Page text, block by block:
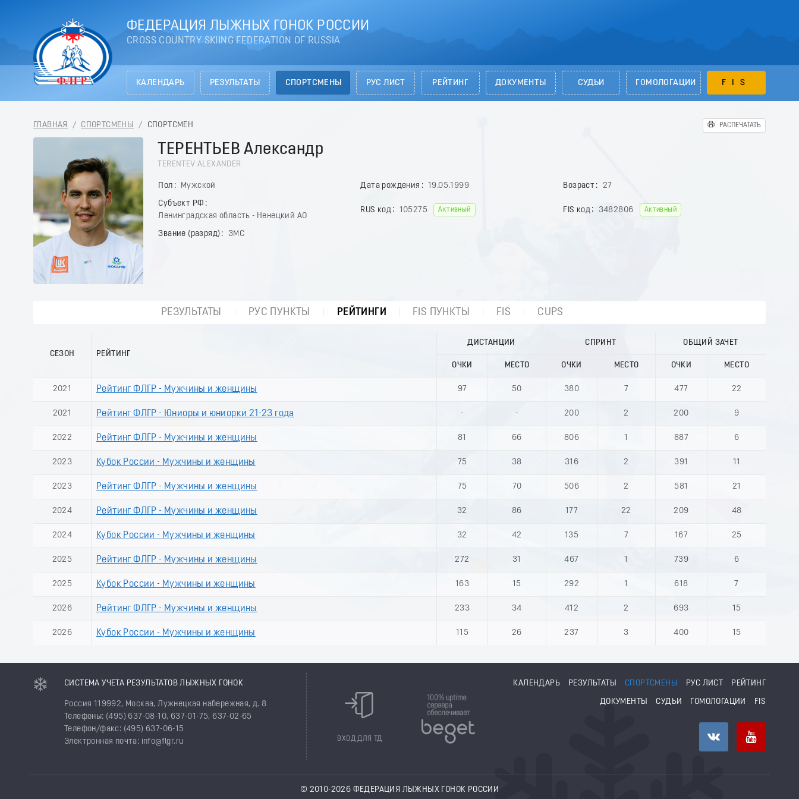
ФЕДЕРАЦИЯ ЛЫЖНЫХ ГОНОК РОССИИ
CROSS COUNTRY SKIING FEDERATION OF RUSSIA
КАЛЕНДАРЬ РЕЗУЛЬТАТЫ СПОРТСМЕНЫ РУС ЛИСТ РЕЙТИНГ ДОКУМЕНТЫ СУДЬИ ГОМОЛОГАЦИИ FIS
ГЛАВНАЯ / СПОРТСМЕНЫ / СПОРТСМЕН РАСПЕЧАТАТЬ
ТЕРЕНТЬЕВ Александр
TERENTEV ALEXANDER
Пол Мужской Дата рождения 19.05.1999 Возраст
27
Субъект РФ
Ленинградская область - Ненецкий АО
RUS код 105275 Активный FIS код 3482806 Активный
Звание (разряд) ЗМС
РЕЗУЛЬТАТЫ РУС ПУНКТЫ РЕЙТИНГИ FIS ПУНКТЫ FIS CUPS
СЕЗОН РЕЙТИНГ
ДИСТАНЦИИ СПРИНТ ОБЩИЙ ЗАЧЕТ
ОЧКИ МЕСТО ОЧКИ МЕСТО ОЧКИ МЕСТО
2021 Рейтинг ФЛГР - Мужчины и женщины 97 50 380 7 477 22
2021 Рейтинг ФЛГР - Юниоры и юниорки 21-23 года - - 200 2 200 9
2022 Рейтинг ФЛГР - Мужчины и женщины 81 66 806 1 887 6
2023 Кубок России - Мужчины и женщины 75 38 316 2 391 11
2023 Рейтинг ФЛГР - Мужчины и женщины 75 70 506 2 581 21
2024 Рейтинг ФЛГР - Мужчины и женщины 32 86 177 22 209 48
2024 Кубок России - Мужчины и женщины 32 42 135 7 167 25
2025 Рейтинг ФЛГР - Мужчины и женщины 272 31 467 1 739 6
2025 Кубок России - Мужчины и женщины 163 15 292 1 618 7
2026 Рейтинг ФЛГР - Мужчины и женщины 233 34 412 2 693 15
2026 Кубок России - Мужчины и женщины 115 26 237 3 400 15
СИСТЕМА УЧЕТА РЕЗУЛЬТАТОВ ЛЫЖНЫХ ГОНОК
Россия 119992, Москва, Лужнецкая набережная, д. 8
Телефоны: (495) 637-08-10, 637-01-75, 637-02-65
Телефон/факс: (495) 637-06-15
Электронная почта: info@flgr.ru
ВХОД ДЛЯ ТД
КАЛЕНДАРЬ РЕЗУЛЬТАТЫ СПОРТСМЕНЫ РУС ЛИСТ РЕЙТИНГ
ДОКУМЕНТЫ СУДЬИ ГОМОЛОГАЦИИ FIS
© 2010-2026 ФЕДЕРАЦИЯ ЛЫЖНЫХ ГОНОК РОССИИ